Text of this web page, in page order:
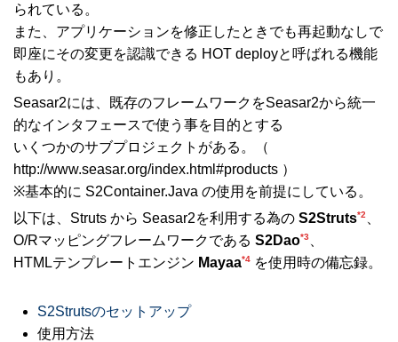
られている。
また、アプリケーションを修正したときでも再起動なしで
即座にその変更を認識できる HOT deployと呼ばれる機能
もあり。
Seasar2には、既存のフレームワークをSeasar2から統一
的なインタフェースで使う事を目的とする
いくつかのサブプロジェクトがある。（
http://www.seasar.org/index.html#products ）
※基本的に S2Container.Java の使用を前提にしている。
以下は、Struts から Seasar2を利用する為の S2Struts*2
O/Rマッピングフレームワークである S2Dao*3
HTMLテンプレートエンジン Mayaa*4 を使用時の備忘録。
S2Strutsのセットアップ
使用方法